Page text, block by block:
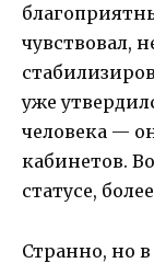
чувствовал,
уже
человека —
кабинетов.
статусе,
Странно, но